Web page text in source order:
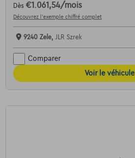
Dès €1.061,54/mois
Découvrez l’exemple chiffré complet
9240 Zele, JLR Szrek
Comparer
Voir le véhicule